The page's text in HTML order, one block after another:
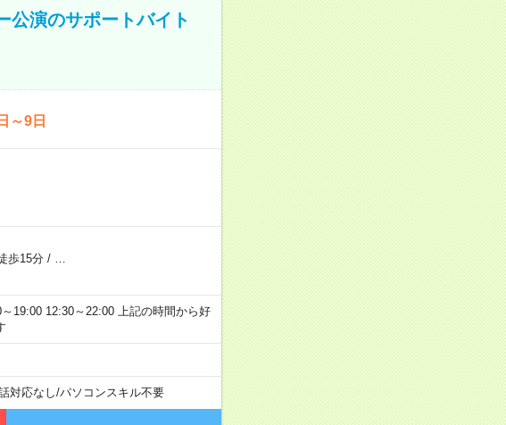
公演のサポートバイト
～9日
歩15分/ …
19:00 12:30～22:00 上記の時間から好
対応なし/パソコンスキル不要